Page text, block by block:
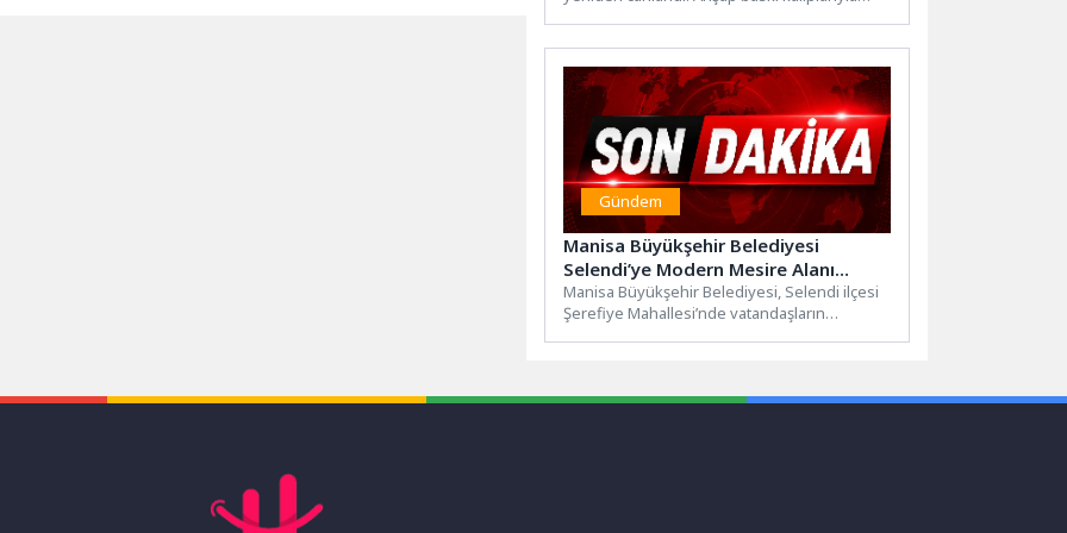
Gündem
Manisa Büyükşehir Belediyesi
Selendi’ye Modern Mesire Alanı
Kazandırıyor
Manisa Büyükşehir Belediyesi, Selendi ilçesi
Şerefiye Mahallesi’nde vatandaşların